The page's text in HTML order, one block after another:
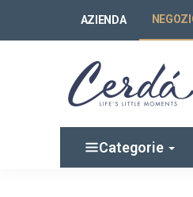
AZIENDA
Categorie